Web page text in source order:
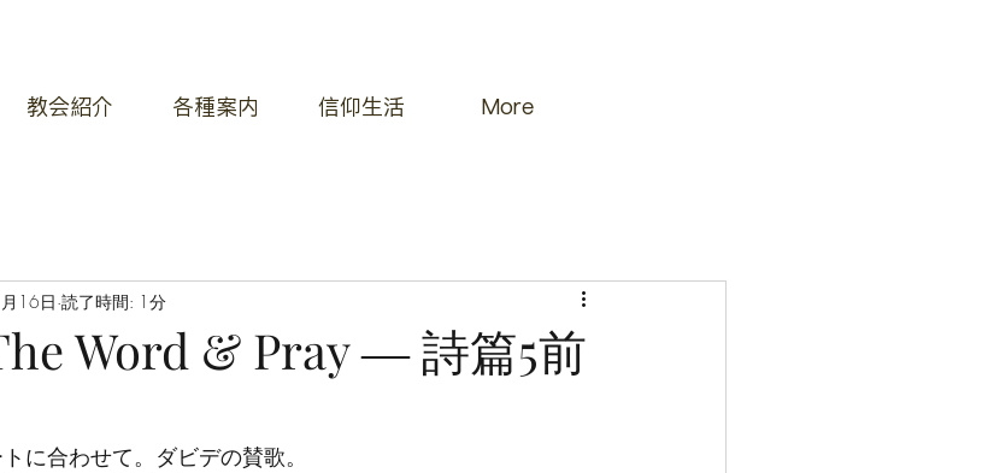
教会紹介 各種案内 信仰生活 More
Word & Pray ― 詩篇5前
16日 読了時間: 1分
に合わせて。ダビデの賛歌。